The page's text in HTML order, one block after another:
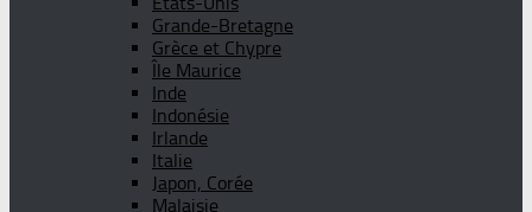
Grande-Bretagne
Grèce et Chypre
Île Maurice
Inde
Indonésie
Irlande
Italie
Japon, Corée
Malaisie